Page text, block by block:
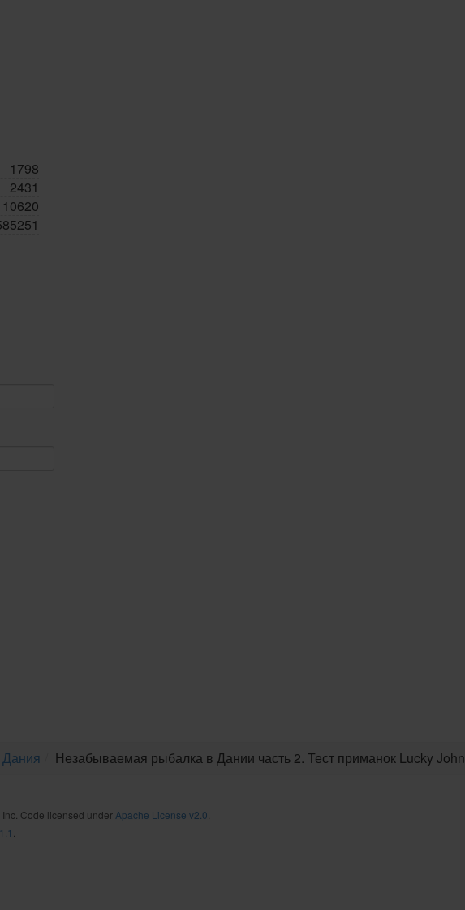
1798
2431
10620
Дания Незабываемая рыбалка в Дании часть 2. Тест приманок Lucky John
Inc. Code licensed under Apache License v2.0